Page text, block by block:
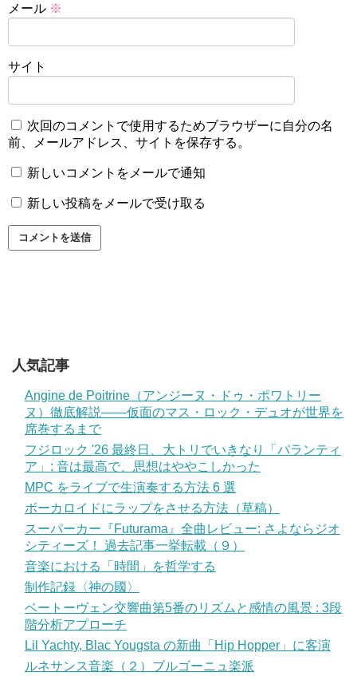
メール ※
サイト
次回のコメントで使用するためブラウザーに自分の名
前、メールアドレス、サイトを保存する。
新しいコメントをメールで通知
新しい投稿をメールで受け取る
人気記事
Angine de Poitrine（アンジーヌ・ドゥ・ポワトリー
ヌ）徹底解説——仮面のマス・ロック・デュオが世界を
席巻するまで
フジロック '26 最終日、大トリでいきなり「パランティ
ア」: 音は最高で、思想はややこしかった
MPC をライブで生演奏する方法 6 選
ボーカロイドにラップをさせる方法（草稿）
スーパーカー『Futurama』全曲レビュー: さよならジオ
シティーズ！ 過去記事一挙転載（９）
音楽における「時間」を哲学する
制作記録〈神の國〉
ベートーヴェン交響曲第5番のリズムと感情の風景 : 3段
階分析アプローチ
Lil Yachty, Blac Yougsta の新曲「Hip Hopper」に客演
ルネサンス音楽（２）ブルゴーニュ楽派